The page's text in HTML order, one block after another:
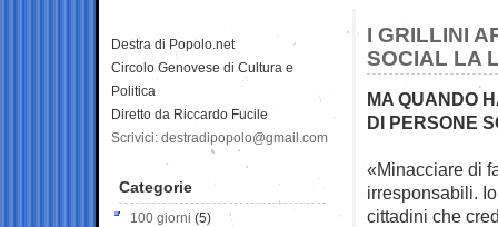
I GRILLINI
SOCIAL LA
MA QUANDO
DI PERSONE
«Minacciare di
irresponsabili.
cittadini che
Destra di Popolo.net
Circolo Genovese di Cultura e
Politica
Diretto da Riccardo Fucile
Scrivici: destradipopolo@gmail.com
Categorie
100 giorni (5)